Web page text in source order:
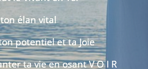
élan vital
potentiel et ta Joie
ta vie en osant V O I R